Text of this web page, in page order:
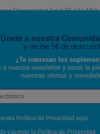
Omnimarket Total EE. UU.
de Colágeno Total, datos de
Expandido, Stackline-Amazon y
26/01/2025 (datos de Costco no
y promociones están sujetas a
otras promociones o cupones
Únete a nuestra
y recibe 5€ de
¿Te interesan los
a nuestra newsletter y serás la
nuestras ofertas y
Política de Privacidad aqui
y acepto la Política de Privacidad